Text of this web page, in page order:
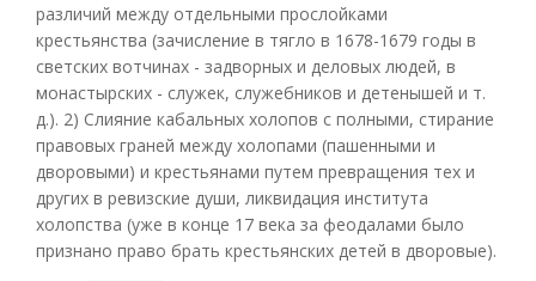
различий между отдельными прослойками
крестьянства (зачисление в тягло в 1678-1679 годы в
светских вотчинах - задворных и деловых людей, в
монастырских - служек, служебников и детенышей и т.
д.). 2) Слияние кабальных холопов с полными, стирание
правовых граней между холопами (пашенными и
дворовыми) и крестьянами путем превращения тех и
других в ревизские души, ликвидация института
холопства (уже в конце 17 века за феодалами было
признано право брать крестьянских детей в дворовые).